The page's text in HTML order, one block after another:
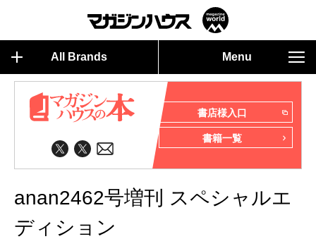
All Brands Menu
書店様入口
書籍一覧
anan2462号増刊 スペシャルエ
ディション